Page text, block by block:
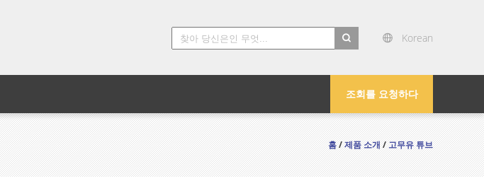
Korean
조회를 요청하다
홈/제품 소개/고무유 튜브